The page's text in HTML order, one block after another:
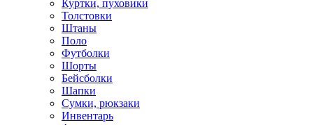
Куртки, пуховики
Толстовки
Штаны
Поло
Футболки
Шорты
Бейсболки
Шапки
Сумки, рюкзаки
Инвентарь